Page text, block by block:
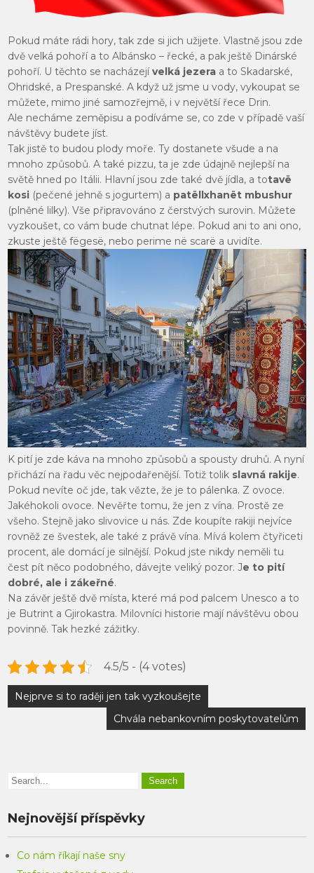
Pokud máte rádi hory, tak zde si jich užijete. Vlastně jsou zde
dvě velká pohoří a to Albánsko – řecké, a pak ještě Dinárské
pohoří. U těchto se nacházejívelká jezera a to Skadarské,
Ohridské, a Prespanské. A když už jsme u vody, vykoupat se
můžete, mimo jiné samozřejmě, i v největší řece Drin.
Ale necháme zeměpisu a podíváme se, co zde v případě vaší
návštěvy budete jíst.
Tak jistě to budou plody moře. Ty dostanete všude a na
mnoho způsobů. A také pizzu, ta je zde údajně nejlepší na
světě hned po Itálii. Hlavní jsou zde také dvě jídla, a totavë
kosi (pečené jehně s jogurtem) a patëllxhanët mbushur
(plněné lilky). Vše připravováno z čerstvých surovin. Můžete
vyzkoušet, co vám bude chutnat lépe. Pokud ani to ani ono,
zkuste ještě fëgesë, nebo perime në scarë a uvidíte.
K pití je zde káva na mnoho způsobů a spousty druhů. A nyní
přichází na řadu věc nejpodařenější. Totiž tolik slavná rakije.
Pokud nevíte oč jde, tak vězte, že je to pálenka. Z ovoce.
Jakéhokoli ovoce. Nevěřte tomu, že jen z vína. Prostě ze
všeho. Stejně jako slivovice u nás. Zde koupíte rakiji nejvíce
rovněž ze švestek, ale také z právě vína. Mívá kolem čtyřiceti
procent, ale domácí je silnější. Pokud jste nikdy neměli tu
čest pít něco podobného, dávejte veliký pozor. Je to pití
dobré, ale i zákeřné.
Na závěr ještě dvě místa, které má pod palcem Unesco a to
je Butrint a Gjirokastra. Milovníci historie mají návštěvu obou
povinně. Tak hezké zážitky.
4.5/5 - (4 votes)
Navigace
pro
Nejprve si to raději jen tak vyzkoušejte
Chvála nebankovním poskytovatelům
Nejnovější příspěvky
Co nám říkají naše sny